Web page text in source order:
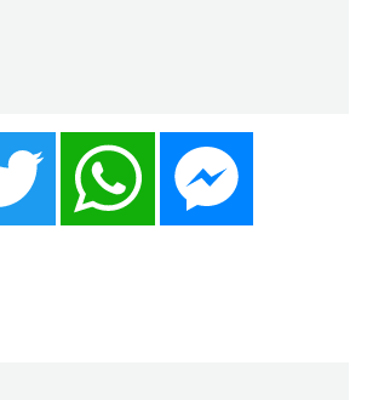
Twitter